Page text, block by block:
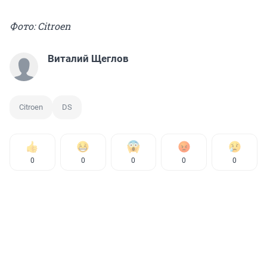
Фото: Citroen
Виталий Щеглов
Citroen DS
0 0 0 0 0